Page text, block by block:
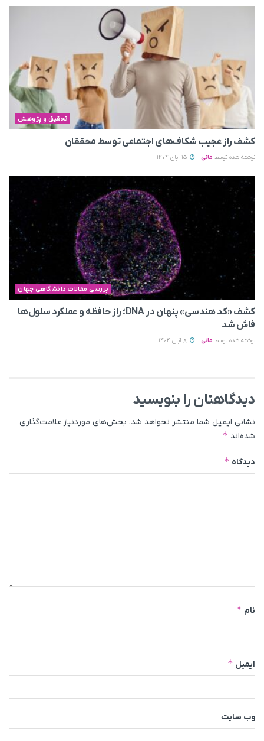
تحقیق و پژوهش
کشف راز عجیب شکاف‌های اجتماعی توسط محققان
نوشته شده توسط مانی
بررسی مقالات دانشگاهی جهان
کشف «کد هندسی» پنهان در DNA؛ راز حافظه و عملکرد سلول‌ها
فاش شد
نوشته شده توسط مانی
دیدگاهتان را بنویسید
نشانی ایمیل شما منتشر نخواهد شد. بخش‌های موردنیاز علامت‌گذاری
شده‌اند *
دیدگاه *
نام *
ایمیل *
وب‌ سایت